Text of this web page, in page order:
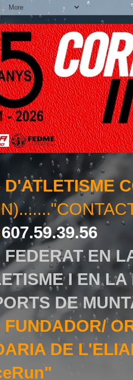
D'ATLETISME
607.59.39.56
EN
I EN
DE
FUNDADOR/
DE